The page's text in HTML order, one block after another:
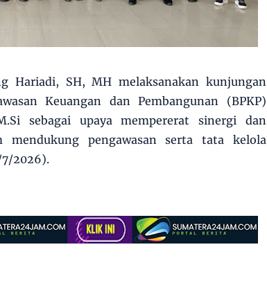
Hariadi, SH, MH melaksanakan kunjungan
Keuangan dan Pembangunan (BPKP)
sebagai upaya mempererat sinergi dan
mendukung pengawasan serta tata kelola
2026).